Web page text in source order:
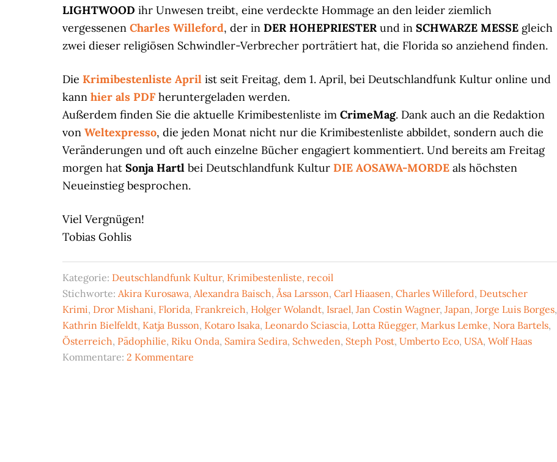
LIGHTWOOD ihr Unwesen treibt, eine verdeckte Hommage an den leider ziemlich
vergessenen Charles Willeford, der in DER HOHEPRIESTER und in SCHWARZE MESSE gleich
zwei dieser religiösen Schwindler-Verbrecher porträtiert hat, die Florida so anziehend finden.
Die Krimibestenliste April ist seit Freitag, dem 1. April, bei Deutschlandfunk Kultur online und
kann hier als PDF heruntergeladen werden.
Außerdem finden Sie die aktuelle Krimibestenliste im CrimeMag. Dank auch an die Redaktion
von Weltexpresso, die jeden Monat nicht nur die Krimibestenliste abbildet, sondern auch die
Veränderungen und oft auch einzelne Bücher engagiert kommentiert. Und bereits am Freitag
morgen hat Sonja Hartl bei Deutschlandfunk Kultur DIE AOSAWA-MORDE als höchsten
Neueinstieg besprochen.
Viel Vergnügen!
Tobias Gohlis
Kategorie: Deutschlandfunk Kultur, Krimibestenliste, recoil
Stichworte: Akira Kurosawa, Alexandra Baisch, Åsa Larsson, Carl Hiaasen, Charles Willeford, Deutscher
Krimi, Dror Mishani, Florida, Frankreich, Holger Wolandt, Israel, Jan Costin Wagner, Japan, Jorge Luis Borges,
Kathrin Bielfeldt, Katja Busson, Kotaro Isaka, Leonardo Sciascia, Lotta Rüegger, Markus Lemke, Nora Bartels,
Österreich, Pädophilie, Riku Onda, Samira Sedira, Schweden, Steph Post, Umberto Eco, USA, Wolf Haas
Kommentare: 2 Kommentare